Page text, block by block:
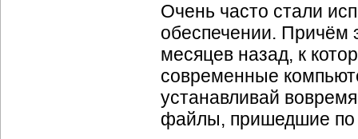
Очень часто стали
обеспечении. Причём
месяцев назад, к
современные
устанавливай
файлы, пришедшие